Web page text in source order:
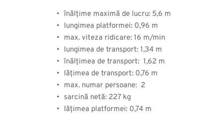
înălțime maximă de lucru: 5,6 m
lungimea platformei: 0,96 m
max. viteza ridicare: 16 m/min
lungimea de transport: 1,34 m
înălțimea de transport:  1,62 m
lățimea de transport: 0,76 m
max. numar persoane:  2
sarcină netă: 227 kg
lățimea platformei: 0,74 m